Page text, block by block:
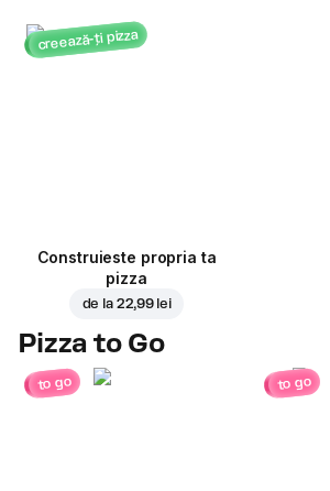
creează-ți pizza
Construieste propria ta
pizza
de la 22,99 lei
Pizza to Go
to go to go